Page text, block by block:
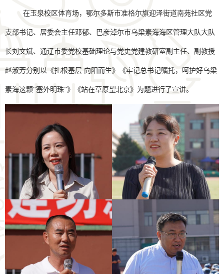
在玉泉校区体育场，鄂尔多斯市准格尔旗迎泽街道南苑社区党
支部书记、居委会主任邓郁、巴彦淖尔市乌梁素海海区管理大队大队
长刘文斌、通辽市委党校基础理论与党史党建教研室副主任、副教授
赵淑芳分别以《扎根基层 向阳而生》《牢记总书记嘱托，呵护好乌梁
素海这颗“塞外明珠”》《站在草原望北京》为题进行了宣讲。